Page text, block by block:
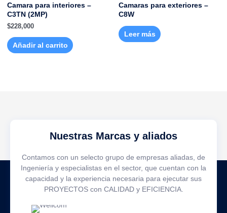
Camara para interiores –
C3TN (2MP)
$228,000
Añadir al carrito
Camaras para exteriores –
C8W
Leer más
Nuestras Marcas y aliados
Contamos con un selecto grupo de empresas aliadas, de
Ingeniería y especialistas en el sector, que cuentan con la
capacidad y la experiencia necesaria para ejecutar sus
PROYECTOS con CALIDAD y EFICIENCIA.